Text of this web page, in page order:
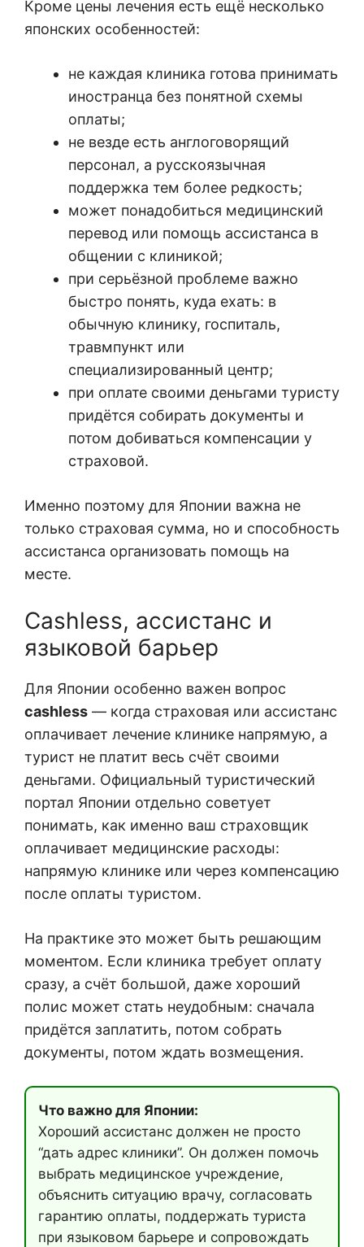
Кроме цены лечения есть ещё несколько
японских особенностей:
не каждая клиника готова принимать
иностранца без понятной схемы
оплаты;
не везде есть англоговорящий
персонал, а русскоязычная
поддержка тем более редкость;
может понадобиться медицинский
перевод или помощь ассистанса в
общении с клиникой;
при серьёзной проблеме важно
быстро понять, куда ехать: в
обычную клинику, госпиталь,
травмпункт или
специализированный центр;
при оплате своими деньгами туристу
придётся собирать документы и
потом добиваться компенсации у
страховой.
Именно поэтому для Японии важна не
только страховая сумма, но и способность
ассистанса организовать помощь на
месте.
Cashless, ассистанс и
языковой барьер
Для Японии особенно важен вопрос
cashless — когда страховая или ассистанс
оплачивает лечение клинике напрямую, а
турист не платит весь счёт своими
деньгами. Официальный туристический
портал Японии отдельно советует
понимать, как именно ваш страховщик
оплачивает медицинские расходы:
напрямую клинике или через компенсацию
после оплаты туристом.
На практике это может быть решающим
моментом. Если клиника требует оплату
сразу, а счёт большой, даже хороший
полис может стать неудобным: сначала
придётся заплатить, потом собрать
документы, потом ждать возмещения.
Что важно для Японии:
Хороший ассистанс должен не просто
“дать адрес клиники”. Он должен помочь
выбрать медицинское учреждение,
объяснить ситуацию врачу, согласовать
гарантию оплаты, поддержать туриста
при языковом барьере и сопровождать